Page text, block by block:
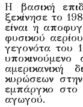
Η βασική
ξεκίνησε το
είναι η
φυσικού
γεγονότα του
υποκινούμενο
αμερικανική
κυρώσεων
εμπάργκο στο
αγωγού.